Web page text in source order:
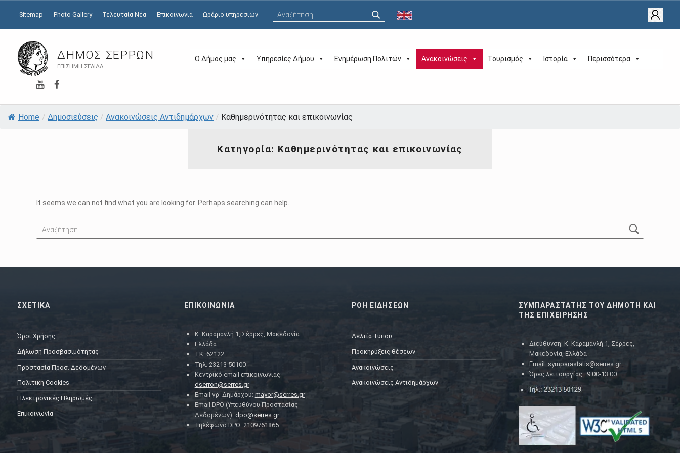
ΔΉΜΟΣ ΣΕΡΡΏΝ
ΕΠΊΣΗΜΗ ΣΕΛΊΔΑ
Ο Δήμος μας Υπηρεσίες Δήμου Ενημέρωση Πολιτών Ανακοινώσεις Τουρισμός Ιστορία Περισσότερα
YouTube
Sitemap Photo Gallery Τελευταία Νέα Επικοινωνία Ωράριο υπηρεσιών
Home / Δημοσιεύσεις / Ανακοινώσεις Αντιδημάρχων / Καθημερινότητας και επικοινωνίας
Κατηγορία: Καθημερινότητας και επικοινωνίας
It seems we can not find what you are looking for. Perhaps searching can help.
ΣΧΕΤΙΚΑ
Όροι Χρήσης
Δήλωση Προσβασιμότητας
Προστασία Προσ. Δεδομένων
Πολιτική Cookies
Ηλεκτρονικές Πληρωμές
Επικοινωνία
ΕΠΙΚΟΙΝΩΝΙΑ
Κ. Καραμανλή 1, Σέρρες, Μακεδονία
Ελλάδα
ΤΚ: 62122
Τηλ. 23213 50100
Κεντρικό email επικοινωνίας:
dserron@serres.gr
Email γρ. Δημάρχου: mayor@serres.gr
Email DPO (Υπευθύνου Προστασίας
Δεδομένων): dpo@serres.gr
Τηλέφωνο DPO: 2109761865
ΡΟΗ ΕΙΔΗΣΕΩΝ
Δελτία Τύπου
Προκηρύξεις θέσεων
Ανακοινώσεις
Ανακοινώσεις Αντιδημάρχων
ΣΥΜΠΑΡΑΣΤΑΤΗΣ ΤΟΥ ΔΗΜΟΤΗ ΚΑΙ
ΤΗΣ ΕΠΙΧΕΙΡΗΣΗΣ
Διεύθυνση: Κ. Καραμανλή 1, Σέρρες,
Μακεδονία, Ελλάδα
Email: symparastatis@serres.gr
Ώρες λειτουργίας: 9.00-13.00